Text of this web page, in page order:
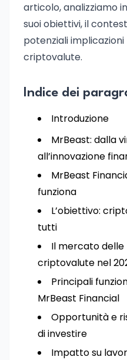
articolo, analizziamo
suoi obiettivi, il
potenziali
criptovalute.
Indice dei
Introduzione
MrBeast: dalla
all’innovazione
MrBeast
funziona
L’obiettivo:
tutti
Il mercato
criptovalute nel
Principali
MrBeast Financial
Opportunità e
di investire
Impatto su